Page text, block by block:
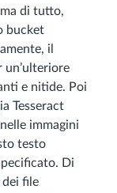
di tutto,
bucket
il
un’ulteriore
e nitide. Poi
Tesseract
immagini
testo
Di
dei file